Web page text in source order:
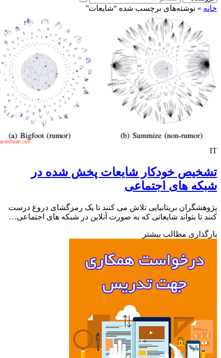
»نوشته‌های برچسب شده “شایعات”
خودکار شایعات پخش شده در
های اجتماعی
بریتانیایی تلاش می کنند تا یک رمزگشای دروغ درست
تا بتواند شایعاتی که به صورت آنلاین در شبکه های اجتماعی…
مطالب بیشتر